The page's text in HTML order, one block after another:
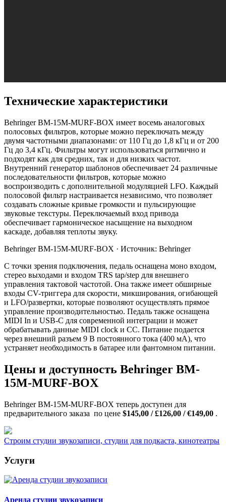
Технические характеристики
Behringer BM-15M-MURF-BOX имеет восемь аналоговых
полосовых фильтров, которые можно переключать между
двумя частотными диапазонами: от 110 Гц до 1,8 кГц и от 200
Гц до 3,4 кГц. Фильтры могут использоваться ритмично и
подходят как для средних, так и для низких частот.
Внутренний генератор шаблонов обеспечивает 24 различные
последовательности фильтров, которые можно
воспроизводить с дополнительной модуляцией LFO. Каждый
полосовой фильтр настраивается независимо, что позволяет
создавать сложные кривые громкости и пульсирующие
звуковые текстуры. Переключаемый вход привода
обеспечивает гармоническое насыщение на выходном
каскаде, добавляя теплоты звуку.
Behringer BM-15M-MURF-BOX · Источник: Behringer
С точки зрения подключения, педаль оснащена моно входом,
стерео выходами и входом TRS tap/step для внешнего
управления тактовой частотой. Она также имеет обширные
входы CV-триггера для скорости, микширования, огибающей
и LFO/развертки, которые позволяют осуществлять прямое
управление производительностью. Педаль также оснащена
MIDI In и USB-C для современной интеграции и может
обрабатывать данные MIDI clock и CC. Питание подается
через внешний разъем 9 В постоянного тока (400 мА), что
устраняет необходимость в батарее или фантомном питании.
Цены и доступность Behringer BM-
15M-MURF-BOX
Behringer BM-15M-MURF-BOX теперь доступен для
предварительного заказа по цене $145,00 / £126,00 / €149,00 .
Строим студии звукозаписи, студии для подкаста, кинотеатры
Услуги
Аренда студии звукозаписи